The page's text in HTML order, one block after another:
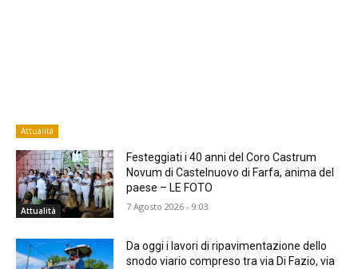
Attualità
Attualità
Festeggiati i 40 anni del Coro Castrum
Novum di Castelnuovo di Farfa, anima del
paese – LE FOTO
7 Agosto 2026 - 9:03
Da oggi i lavori di ripavimentazione dello
snodo viario compreso tra via Di Fazio, via